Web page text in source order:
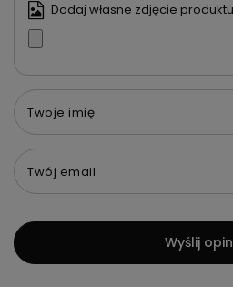
Dodaj własne zdjęcie
Twoje imię
Twój email
Wyślij